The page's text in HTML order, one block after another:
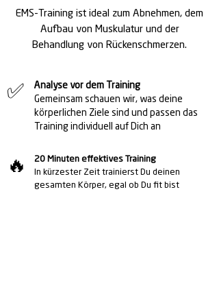
EMS-Training ist ideal zum Abnehmen, dem
Aufbau von Muskulatur und der
Behandlung von Rückenschmerzen.
✅
Analyse vor dem Training
Gemeinsam schauen wir, was deine
körperlichen Ziele sind und passen das
Training individuell auf Dich an
🔥
20 Minuten effektives Training
In kürzester Zeit trainierst Du deinen
gesamten Körper, egal ob Du fit bist